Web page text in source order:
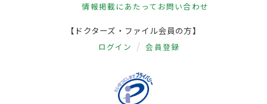
情報掲載にあたって お問い合わせ
【ドクターズ・ファイル会員の方】
ログイン 会員登録